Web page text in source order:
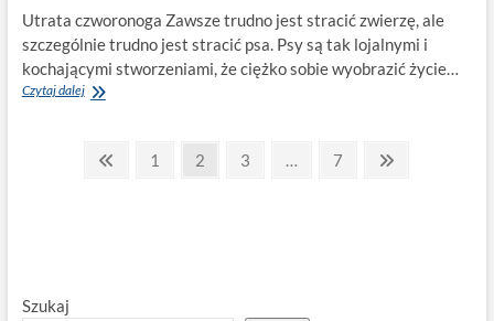
Utrata czworonoga Zawsze trudno jest stracić zwierzę, ale
szczególnie trudno jest stracić psa. Psy są tak lojalnymi i
kochającymi stworzeniami, że ciężko sobie wyobrazić życie…
Czytaj dalejŚmierć
żałoby
Stronicowanie
Previous
Page
1 Page
2 Page
3 … Page
7
Szukaj